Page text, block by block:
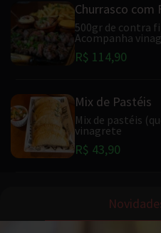
Churrasco com
500gr de contra
Acompanha
R$ 114,90
Mix de Pastéis
Mix de pastéis
vinagrete
R$ 43,90